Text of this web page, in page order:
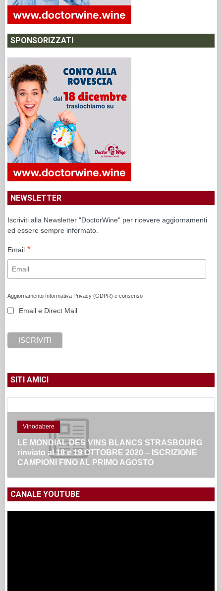
SPONSORIZZATI
NEWSLETTER
Iscriviti alla Newsletter "DoctorWine" per ricevere aggiornamenti
ed essere sempre informato.
Email *
Aggiornamento Informativa Privacy (GDPR) e consenso
Email e Direct Mail
SITI AMICI
Vinodabere
LE MONDIAL DES VINS BLANCS STRASBOURG
rinviato al 18 e 19 OTTOBRE 2020 – ISCRIZIONE
CAMPIONI FINO AL PRIMO AGOSTO
CANALE YOUTUBE